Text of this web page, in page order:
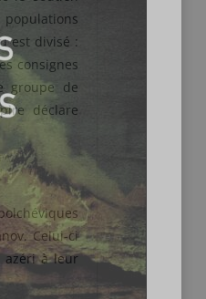
est divisé :
consignes
groupe de
déclare
Celui-ci
azéri à leur